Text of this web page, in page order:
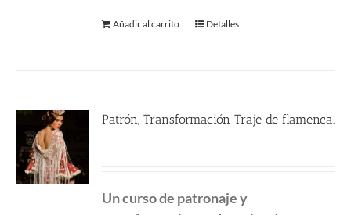
Añadir al carrito Detalles
Patrón, Transformación Traje de flamenca.
Un curso de patronaje y